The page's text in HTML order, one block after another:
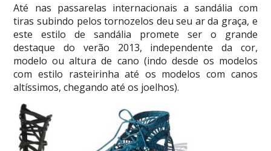
Até nas passarelas internacionais a sandália com
tiras subindo pelos tornozelos deu seu ar da graça, e
este estilo de sandália promete ser o grande
destaque do verão 2013, independente da cor,
modelo ou altura de cano (indo desde os modelos
com estilo rasteirinha até os modelos com canos
altíssimos, chegando até os joelhos).